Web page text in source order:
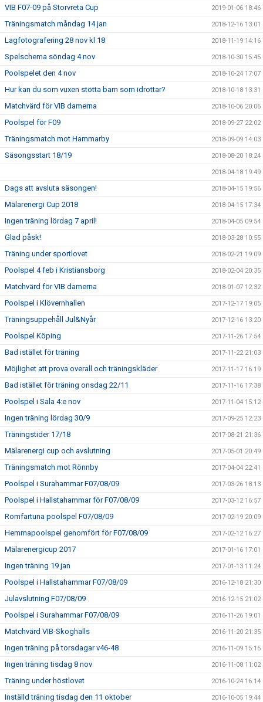
VIB F07-09 på Storvreta Cup 2019-01-06 18:46
Träningsmatch måndag 14 jan 2018-12-16 13:01
Lagfotografering 28 nov kl 18 2018-11-19 14:16
Spelschema söndag 4 nov 2018-10-30 15:45
Poolspelet den 4 nov 2018-10-24 17:07
Hur kan du som vuxen stötta barn som idrottar? 2018-10-18 13:31
Matchvärd för VIB damerna 2018-10-06 20:06
Poolspel för F09 2018-09-27 22:02
Träningsmatch mot Hammarby 2018-09-09 14:03
Säsongsstart 18/19 2018-08-20 18:24
2018-04-18 19:49
Dags att avsluta säsongen! 2018-04-15 19:56
Mälarenergi Cup 2018 2018-04-15 17:34
Ingen träning lördag 7 april! 2018-04-05 09:54
Glad påsk! 2018-03-28 10:55
Träning under sportlovet 2018-02-21 19:09
Poolspel 4 feb i Kristiansborg 2018-02-04 20:35
Matchvärd för VIB damerna 2018-01-07 12:32
Poolspel i Klövernhallen 2017-12-17 19:05
Träningsuppehåll Jul&Nyår 2017-12-16 13:20
Poolspel Köping 2017-11-26 17:54
Bad istället för träning 2017-11-22 21:03
Möjlighet att prova overall och träningskläder 2017-11-17 16:19
Bad istället för träning onsdag 22/11 2017-11-16 17:38
Poolspel i Sala 4:e nov 2017-11-04 15:12
Ingen träning lördag 30/9 2017-09-25 12:23
Träningstider 17/18 2017-08-21 21:36
Mälarenergi cup och avslutning 2017-05-01 20:49
Träningsmatch mot Rönnby 2017-04-04 22:41
Poolspel i Surahammar F07/08/09 2017-03-26 18:13
Poolspel i Hallstahammar för F07/08/09 2017-03-12 16:57
Romfartuna poolspel F07/08/09 2017-02-19 20:09
Hemmapoolspel genomfört för F07/08/09 2017-02-12 16:27
Mälarenergicup 2017 2017-01-16 17:01
Ingen träning 19 jan 2017-01-13 11:24
Poolspel i Hallstahammar F07/08/09 2016-12-18 21:30
Julavslutning F07/08/09 2016-12-15 21:02
Poolspel i Surahammar F07/08/09 2016-11-26 19:01
Matchvärd VIB-Skoghalls 2016-11-20 21:35
Ingen träning på torsdagar v46-48 2016-11-09 15:15
Ingen träning tisdag 8 nov 2016-11-08 11:02
Träning under höstlovet 2016-10-24 16:14
Inställd träning tisdag den 11 oktober 2016-10-05 19:44